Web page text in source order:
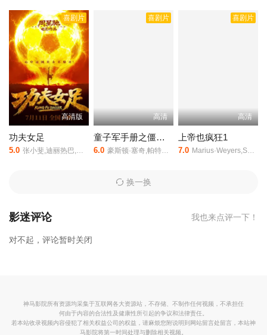
了藏金基地，而就在他们欣喜若狂之际，一个神秘大汉突然出现，
一场生死博斗遂即展开。，飞鹰计划是由成龙执导,成龙,郑裕玲,依华
歌宝,池田昌子,阿尔多·桑布雷利等人主演的,于1991年上映。
助院线：策驰影院，星辰影院，星空影院，西瓜影院，抖音短剧视
频等40集全集完整版资源免费在线观看。
喜剧片
高清版
功夫女足
5.0 张小斐,迪丽热巴,张艺兴,刘嘉玲,佐藤健,艾米,雪野,蔡思贝,胡予安,倪好,赵丽娜,欧阳靖,张继聪,欧阳万成,陈旻,李卓媚,秦鹏飞,张天一,孙子七,洪蕾,施予斐,景如洋,李奕臻,赖迦童,葛依萱,王奕彤,马睎悦,邹霞,崔桐侥,张娣,张琪,房岩,邓月平,查恩雅·麦克洛里,许君聪,门腔,冯勉恒,唐香玉,李明远,苗溢伦,鄂靖文,AVANTGARDEY,张美娥,那迪,冯禧
喜剧片
高清
童子军手册之僵尸启示录
6.0 豪斯顿·塞奇,帕特里克·施瓦辛格,泰伊·谢里丹
喜剧片
高清
上帝也疯狂1
7.0 Marius·Weyers,Sandra·Prinsloo,历苏,Louw·Verwey,Michael·Thys
换一换
影迷评论 我也来点评一下！
对不起，评论暂时关闭
神马影院所有资源均采集于互联网各大资源站，不存储、不制作任何视频，不承担任
何由于内容的合法性及健康性所引起的争议和法律责任。
若本站收录视频内容侵犯了相关权益公司的权益，请麻烦您附说明到网站留言处留言，本站神
马影院将第一时间处理与删除相关视频。